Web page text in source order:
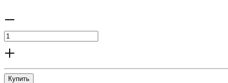
−
+
Купить